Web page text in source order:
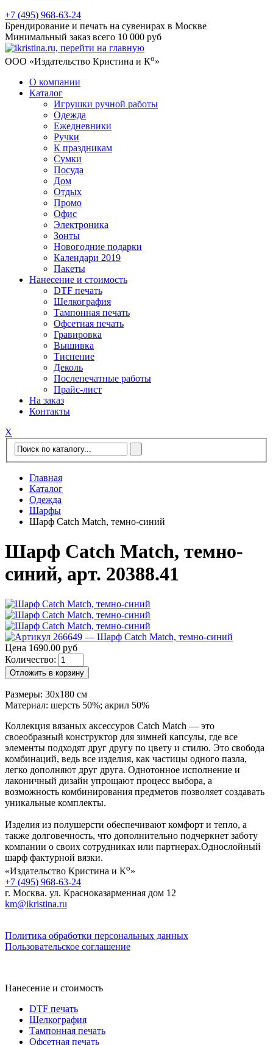
+7 (495) 968-63-24
Брендирование и печать на сувенирах в Москве
Минимальный заказ всего 10 000 руб
ООО «Издательство Кристина и Ко»
О компании
Каталог
Игрушки ручной работы
Одежда
Ежедневники
Ручки
К праздникам
Сумки
Посуда
Дом
Отдых
Промо
Офис
Электроника
Зонты
Новогодние подарки
Календари 2019
Пакеты
Нанесение и стоимость
DTF печать
Шелкография
Тампонная печать
Офсетная печать
Гравировка
Вышивка
Тиснение
Деколь
Послепечатные работы
Прайс-лист
На заказ
Контакты
Х
Главная
Каталог
Одежда
Шарфы
Шарф Catch Match, темно-синий
Шарф Catch Match, темно-
синий, арт. 20388.41
Цена 1690.00 руб
Количество:
Отложить в корзину
Размеры: 30x180 см
Материал: шерсть 50%; акрил 50%
Коллекция вязаных аксессуров Catch Match — это
своеобразный конструктор для зимней капсулы, где все
элементы подходят друг другу по цвету и стилю. Это свобода
комбинаций, ведь все изделия, как частицы одного пазла,
легко дополняют друг друга. Однотонное исполнение и
лаконичный дизайн упрощают процесс выбора, а
возможность комбинирования предметов позволяет создавать
уникальные комплекты.
Изделия из полушерсти обеспечивают комфорт и тепло, а
также долговечность, что дополнительно подчеркнет заботу
компании о своих сотрудниках или партнерах.Однослойный
шарф фактурной вязки.
«Издательство Кристина и Ко»
+7 (495) 968-63-24
г. Москва. ул. Красноказарменная дом 12
km@ikristina.ru
Политика обработки персональных данных
Пользовательское соглашение
Нанесение и стоимость
DTF печать
Шелкография
Тампонная печать
Офсетная печать